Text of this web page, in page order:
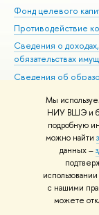
Мы
НИУ ВШЭ и
подробную
можно найти
данных –
с нашими
можете
Фонд целевого
Противодействие
Сведения о
обязательствах
Сведения об
Людям с
Единая платежная
Работа в Вышке
© НИУ ВШЭ
материалов
Шрифты HSE Sans и